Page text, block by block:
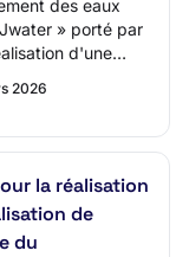
des eaux
» porté par
d'une
2026
la réalisation
de
du